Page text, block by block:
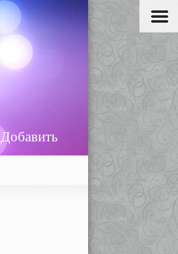
Добавить